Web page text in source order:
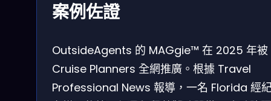
案例佐證
OutsideAgents 的 MAGgie™ 在 2025 年被
Cruise Planners 全網推廣。根據 Travel
Professional News 報導，一名 Florida 經